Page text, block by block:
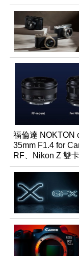
福倫達 NOKTON
35mm F1.4 for
RF、Nikon Z 雙
同步登台